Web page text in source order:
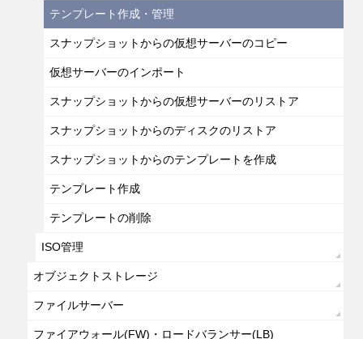
テンプレート作成・管理
スナップショットからの仮想サーバーのコピー
仮想サーバーのインポート
スナップショットからの仮想サーバーのリストア
スナップショットからのディスクのリストア
スナップショットからのテンプレートを作成
テンプレート作成
テンプレートの削除
ISO管理
オブジェクトストレージ
ファイルサーバー
ファイアウォール(FW)・ロードバランサー(LB)